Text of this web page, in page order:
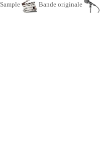
Sample Bande originale